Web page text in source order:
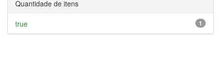
Quantidade de itens
1
true